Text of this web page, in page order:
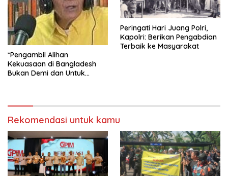
*Pengambil Alihan
Kekuasaan di Bangladesh
Bukan Demi dan Untuk
Peringati Hari Juang Polri,
Kapolri: Berikan Pengabdian
Terbaik ke Masyarakat
Rekomendasi untuk kamu